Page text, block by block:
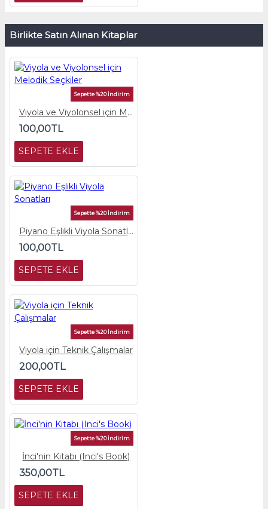
Birlikte Satın Alınan Kitaplar
Sepette %20 İndirim
Viyola ve Viyolonsel için Melodik Seçkiler
100,00TL
SEPETE EKLE
Sepette %20 İndirim
Piyano Eşlikli Viyola Sonatları
100,00TL
SEPETE EKLE
Sepette %20 İndirim
Viyola için Teknik Çalışmalar
200,00TL
SEPETE EKLE
Sepette %20 İndirim
İnci'nin Kitabı (Inci's Book)
350,00TL
SEPETE EKLE